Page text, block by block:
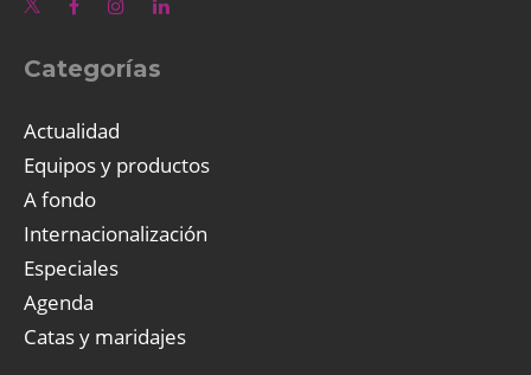
Categorías
Actualidad
Equipos y productos
A fondo
Internacionalización
Especiales
Agenda
Catas y maridajes